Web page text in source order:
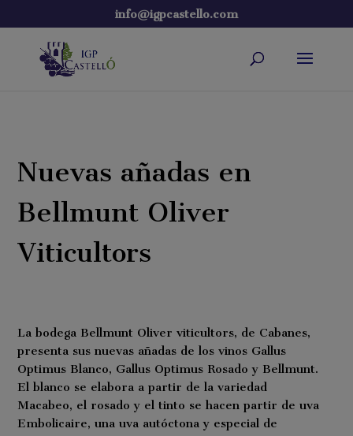
info@igpcastello.com
Nuevas añadas en
Bellmunt Oliver
Viticultors
La bodega Bellmunt Oliver viticultors, de Cabanes,
presenta sus nuevas añadas de los vinos Gallus
Optimus Blanco, Gallus Optimus Rosado y Bellmunt.
El blanco se elabora a partir de la variedad
Macabeo, el rosado y el tinto se hacen partir de uva
Embolicaire, una uva autóctona y especial de